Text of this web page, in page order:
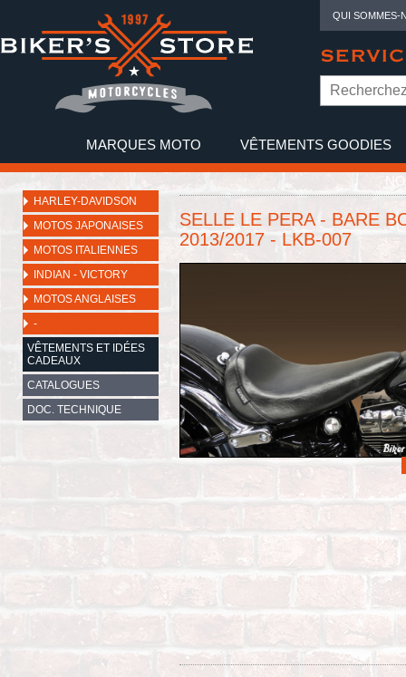
QUI SOMMES-
MARQUES MOTO VÊTEMENTS GOODIES
HARLEY-DAVIDSON
MOTOS JAPONAISES
MOTOS ITALIENNES
INDIAN - VICTORY
MOTOS ANGLAISES
-
VÊTEMENTS ET IDÉES
CADEAUX
CATALOGUES
DOC. TECHNIQUE
SELLE LE PERA - BARE
2013/2017 - LKB-007